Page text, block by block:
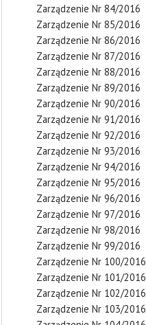
Zarządzenie Nr 84/2016
Zarządzenie Nr 85/2016
Zarządzenie Nr 86/2016
Zarządzenie Nr 87/2016
Zarządzenie Nr 88/2016
Zarządzenie Nr 89/2016
Zarządzenie Nr 90/2016
Zarządzenie Nr 91/2016
Zarządzenie Nr 92/2016
Zarządzenie Nr 93/2016
Zarządzenie Nr 94/2016
Zarządzenie Nr 95/2016
Zarządzenie Nr 96/2016
Zarządzenie Nr 97/2016
Zarządzenie Nr 98/2016
Zarządzenie Nr 99/2016
Zarządzenie Nr 100/2016
Zarządzenie Nr 101/2016
Zarządzenie Nr 102/2016
Zarządzenie Nr 103/2016